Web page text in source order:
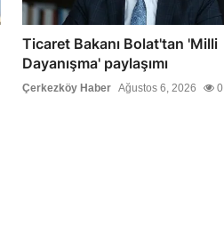
Ticaret Bakanı Bolat'tan 'Milli
Dayanışma' paylaşımı
Çerkezköy Haber Ağustos 6, 2026 0